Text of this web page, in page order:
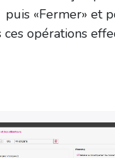
puis «Fermer»
opérations